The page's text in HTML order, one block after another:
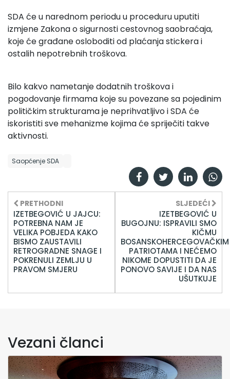
SDA će u narednom periodu u proceduru uputiti
izmjene Zakona o sigurnosti cestovnog saobraćaja,
koje će građane osloboditi od plaćanja stickera i
ostalih nepotrebnih troškova.
Bilo kakvo nametanje dodatnih troškova i
pogodovanje firmama koje su povezane sa pojedinim
političkim strukturama je neprihvatljivo i SDA će
iskoristiti sve mehanizme kojima će spriječiti takve
aktivnosti.
Saopćenje SDA
PRETHODNI
IZETBEGOVIĆ U JAJCU:
POTREBNA NAM JE
VELIKA POBJEDA KAKO
BISMO ZAUSTAVILI
RETROGRADNE SNAGE I
POKRENULI ZEMLJU U
PRAVOM SMJERU
SLJEDEĆI
IZETBEGOVIĆ U
BUGOJNU: ISPRAVILI SMO
KIČMU
BOSANSKOHERCEGOVAČKIM
PATRIOTAMA I NEĆEMO
NIKOME DOPUSTITI DA JE
PONOVO SAVIJE I DA NAS
UŠUTKUJE
Vezani članci